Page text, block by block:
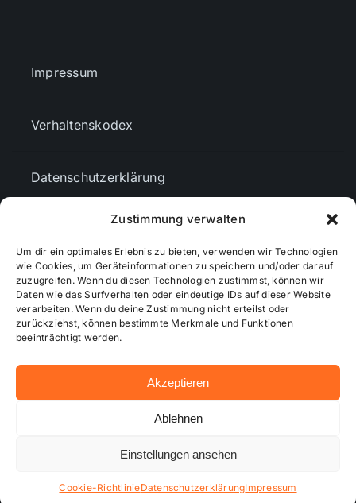
Zustimmung verwalten
Um dir ein optimales Erlebnis zu bieten, verwenden wir Technologien
wie Cookies, um Geräteinformationen zu speichern und/oder darauf
zuzugreifen. Wenn du diesen Technologien zustimmst, können wir
Daten wie das Surfverhalten oder eindeutige IDs auf dieser Website
verarbeiten. Wenn du deine Zustimmung nicht erteilst oder
zurückziehst, können bestimmte Merkmale und Funktionen
beeinträchtigt werden.
Akzeptieren
Ablehnen
Einstellungen ansehen
Cookie-RichtlinieDatenschutzerklärungImpressum
Impressum
Verhaltenskodex
Datenschutzerklärung
Cookie-Richtlinie (EU)
Mediendaten
© 2026 - Wiesbadenaktuell ...online besser informiert!